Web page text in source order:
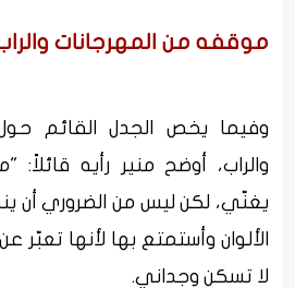
موقفه من المهرجانات
وفيما يخص الجدل القائم
والراب، أوضح منير رأيه
يغنّي، لكن ليس من الضروري أن
الألوان وأستمتع بها لأنها تعبّر
لا تسكن وجداني.